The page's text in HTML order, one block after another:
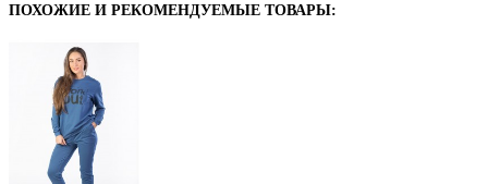
ПОХОЖИЕ И РЕКОМЕНДУЕМЫЕ ТОВАРЫ: